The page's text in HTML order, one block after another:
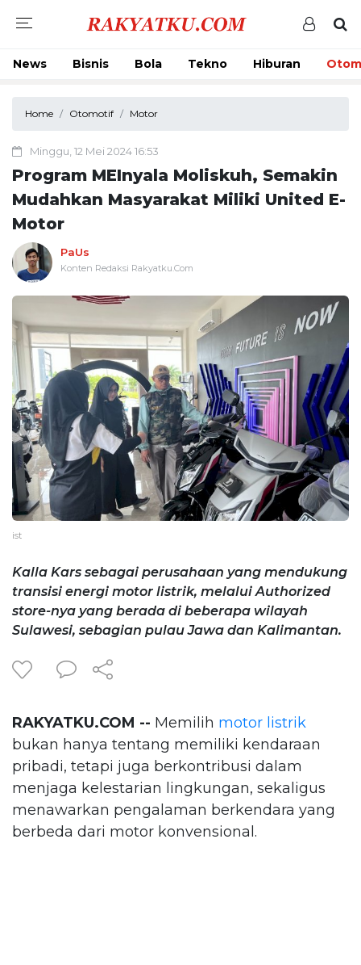
News Bisnis Bola Tekno Hiburan
Home Otomotif Motor
Minggu, 12 Mei 2024 16:53
Program MEInyala Moliskuh, Semakin
Mudahkan Masyarakat Miliki United E-
Motor
PaUs
Konten Redaksi Rakyatku.Com
ist
Kalla Kars sebagai perusahaan yang mendukung
transisi energi motor listrik, melalui Authorized
store-nya yang berada di beberapa wilayah
Sulawesi, sebagian pulau Jawa dan Kalimantan.
RAKYATKU.COM -- Memilih motor listrik
bukan hanya tentang memiliki kendaraan
pribadi, tetapi juga berkontribusi dalam
menjaga kelestarian lingkungan, sekaligus
menawarkan pengalaman berkendara yang
berbeda dari motor konvensional.